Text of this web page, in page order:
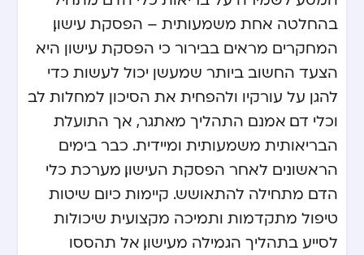
בהחלטה אחת משמעותית – הפסקת עישון.
המחקרים מראים בבירור כי הפסקת עישון היא
הצעד החשוב ביותר שמעשן יכול לעשות כדי
להגן על עורקיו ולהפחית את הסיכון למחלות לב
וכלי דם. אמנם התהליך מאתגר, אך התועלת
הבריאותית משמעותית ומיידית. כבר בימים
הראשונים לאחר הפסקת העישון, מערכת כלי
הדם מתחילה להתאושש. קיימות כיום שיטות
טיפול מתקדמות ותמיכה מקצועית שיכולות
לסייע בתהליך הגמילה מעישון. אל תהססו